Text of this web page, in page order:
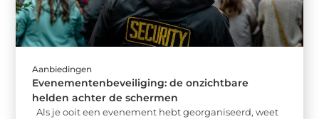
Aanbiedingen
Evenementenbeveiliging: de onzichtbare
helden achter de schermen
Als je ooit een evenement hebt georganiseerd, weet